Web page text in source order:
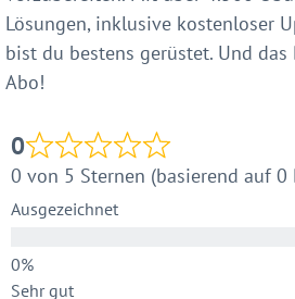
Lösungen, inklusive kostenloser
bist du bestens gerüstet. Und das
Abo!
0
0 von 5 Sternen (basierend auf 0
Ausgezeichnet
Sehr gut